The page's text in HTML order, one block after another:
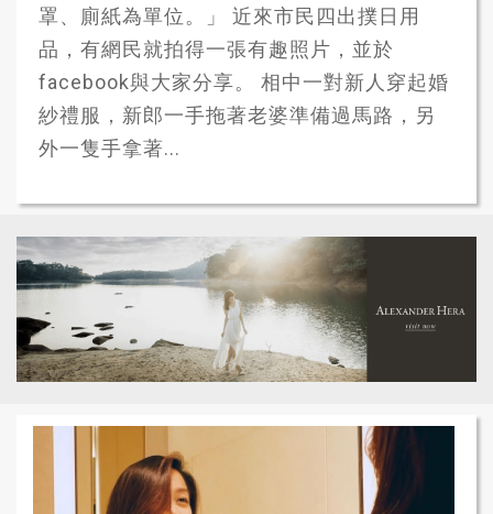
罩、廁紙為單位。」 近來市民四出撲日用
品，有網民就拍得一張有趣照片，並於
facebook與大家分享。 相中一對新人穿起婚
紗禮服，新郎一手拖著老婆準備過馬路，另
外一隻手拿著...